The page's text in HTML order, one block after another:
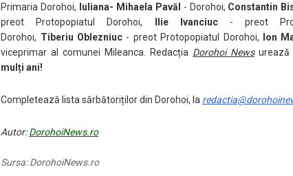
Primaria Dorohoi,
Iuliana- Mihaela Pavăl - Dorohoi, Constantin
preot Protopopiatul Dorohoi,
Ilie Ivanciuc- preot
Dorohoi, Tiberiu Oblezniuc- preot Protopopiatul Dorohoi, Ion
viceprimar al comunei Mileanca. Redacția Dorohoi Newsurează
mulți ani!
Completează lista sărbătoriților din Dorohoi, la
Autor:DorohoiNews.ro
Sursa:DorohoiNews.ro